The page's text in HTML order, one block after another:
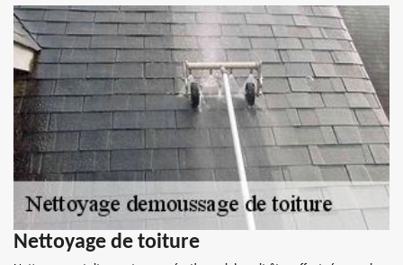
Nettoyage de toiture